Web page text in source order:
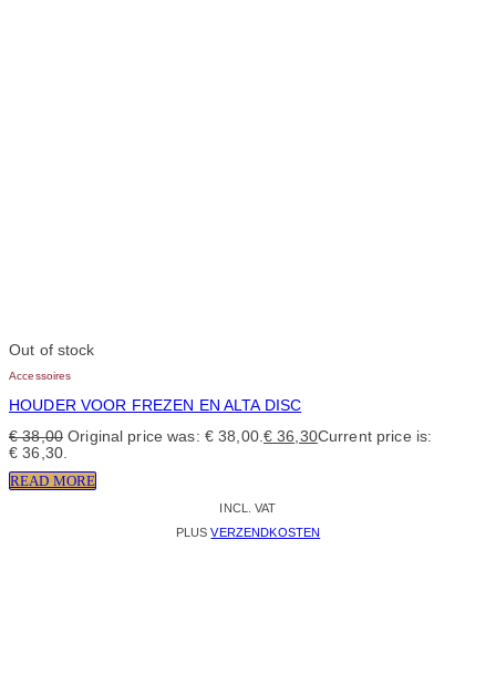
Out of stock
Accessoires
HOUDER VOOR FREZEN EN ALTA DISC
€38,00 Original price was: € 38,00.€ 36,30Current price is:
€ 36,30.
READ MORE
INCL. VAT
PLUSVERZENDKOSTEN